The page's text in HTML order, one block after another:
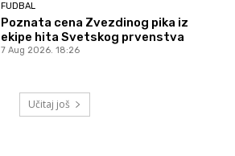
FUDBAL
Poznata cena Zvezdinog pika iz
ekipe hita Svetskog prvenstva
7 Aug 2026. 18:26
Učitaj još